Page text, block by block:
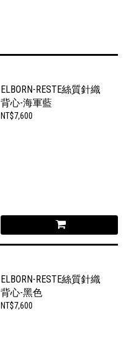
ELBORN-RESTE絲質針織
背心-海軍藍
NT$7,600
ELBORN-RESTE絲質針織
背心-黑色
NT$7,600